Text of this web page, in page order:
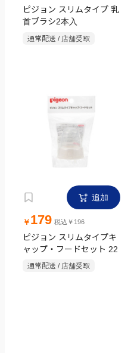
ピジョン スリムタイプ 乳
首ブラシ2本入
通常配送 / 店舗受取
追加
￥ 179
ピジョン スリムタイプキ
ャップ・フードセット 22
通常配送 / 店舗受取